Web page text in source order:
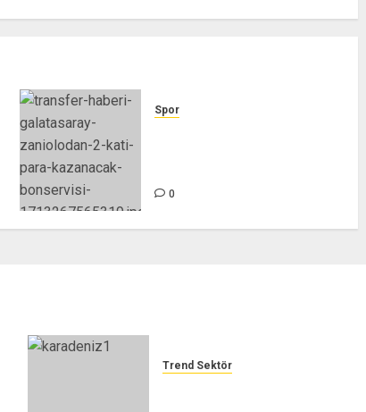
Spor
0
Trend Sektör